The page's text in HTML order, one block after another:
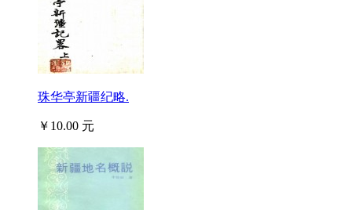
珠华亭新疆纪略.
￥10.00 元